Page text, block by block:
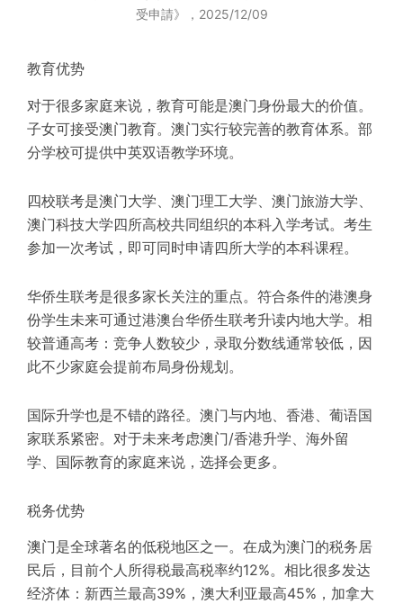
受申請》，2025/12/09
教育优势
对于很多家庭来说，教育可能是澳门身份最大的价值。
子女可接受澳门教育。澳门实行较完善的教育体系。部
分学校可提供中英双语教学环境。
四校联考是澳门大学、澳门理工大学、澳门旅游大学、
澳门科技大学四所高校共同组织的本科入学考试。考生
参加一次考试，即可同时申请四所大学的本科课程。
华侨生联考是很多家长关注的重点。符合条件的港澳身
份学生未来可通过港澳台华侨生联考升读内地大学。相
较普通高考：竞争人数较少，录取分数线通常较低，因
此不少家庭会提前布局身份规划。
国际升学也是不错的路径。澳门与内地、香港、葡语国
家联系紧密。对于未来考虑澳门/香港升学、海外留
学、国际教育的家庭来说，选择会更多。
税务优势
澳门是全球著名的低税地区之一。在成为澳门的税务居
民后，目前个人所得税最高税率约12%。相比很多发达
经济体：新西兰最高39%，澳大利亚最高45%，加拿大